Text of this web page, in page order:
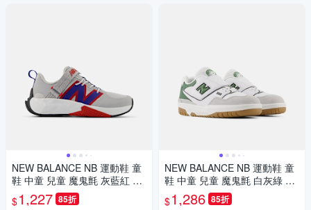
NEW BALANCE NB 運動鞋 童
鞋 中童 兒童 魔鬼氈 灰藍紅 PT
FCYAM-W楦
$1,227 85折
NEW BALANCE NB 運動鞋 童
鞋 中童 兒童 魔鬼氈 白灰綠 PH
B550SD-M楦
$1,286 85折